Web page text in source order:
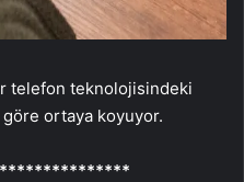
telefon teknolojisindeki
ortaya koyuyor.